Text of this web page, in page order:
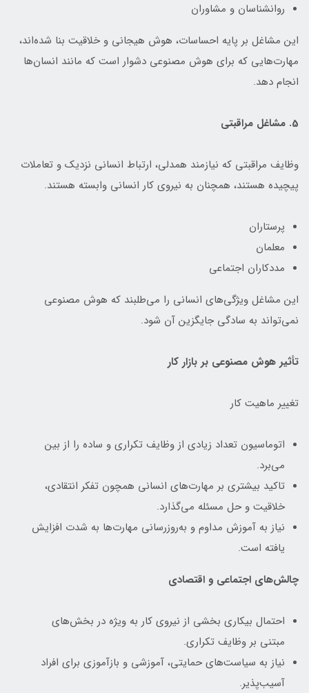
روانشناسان و مشاوران
این مشاغل بر پایه احساسات، هوش هیجانی و خلاقیت بنا شده‌اند،
مهارت‌هایی که برای هوش مصنوعی دشوار است که مانند انسان‌ها
انجام دهد.
5. مشاغل مراقبتی
وظایف مراقبتی که نیازمند همدلی، ارتباط انسانی نزدیک و تعاملات
پیچیده هستند، همچنان به نیروی کار انسانی وابسته هستند.
پرستاران
معلمان
مددکاران اجتماعی
این مشاغل ویژ‌گی‌های انسانی را می‌طلبند که هوش مصنوعی
نمی‌تواند به سادگی جایگزین آن شود.
تأثیر هوش مصنوعی بر بازار کار
تغییر ماهیت کار
اتوماسیون تعداد زیادی از وظایف تکراری و ساده را از بین
می‌برد.
تاکید بیشتری بر مهارت‌های انسانی همچون تفکر انتقادی،
خلاقیت و حل مسئله می‌گذارد.
نیاز به آموزش مداوم و به‌روزرسانی مهارت‌ها به شدت افزایش
یافته است.
چالش‌های اجتماعی و اقتصادی
احتمال بیکاری بخشی از نیروی کار به ویژه در بخش‌های
مبتنی بر وظایف تکراری.
نیاز به سیاست‌های حمایتی، آموزشی و بازآموزی برای افراد
آسیب‌پذیر.